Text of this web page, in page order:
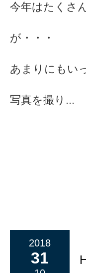
今年はたくさ
が・・・
あまりにもい
写真を撮り...
2018
31